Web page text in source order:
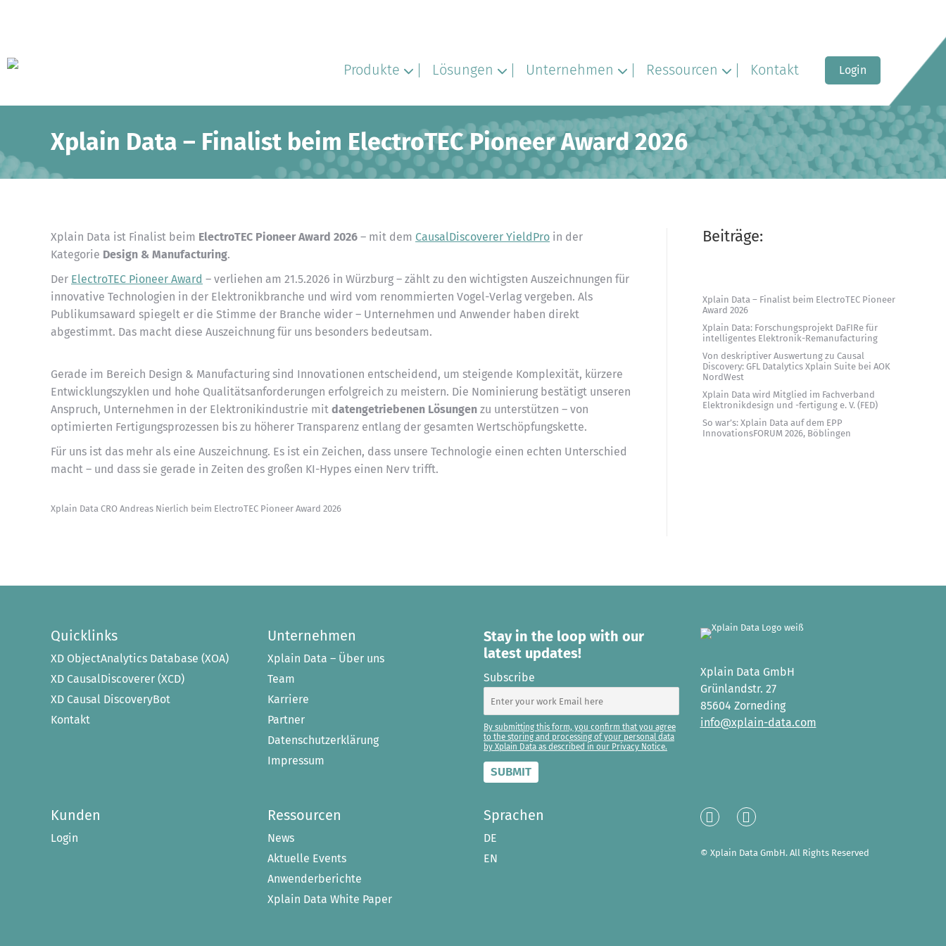
Produkte Lösungen Unternehmen Ressourcen Kontakt Login
Xplain Data – Finalist beim ElectroTEC Pioneer Award 2026
Xplain Data ist Finalist beim ElectroTEC Pioneer Award 2026 – mit dem CausalDiscoverer YieldPro in der
Kategorie Design & Manufacturing.
Der ElectroTEC Pioneer Award – verliehen am 21.5.2026 in Würzburg – zählt zu den wichtigsten Auszeichnungen für
innovative Technologien in der Elektronikbranche und wird vom renommierten Vogel-Verlag vergeben. Als
Publikumsaward spiegelt er die Stimme der Branche wider – Unternehmen und Anwender haben direkt
abgestimmt. Das macht diese Auszeichnung für uns besonders bedeutsam.
Gerade im Bereich Design & Manufacturing sind Innovationen entscheidend, um steigende Komplexität, kürzere
Entwicklungszyklen und hohe Qualitätsanforderungen erfolgreich zu meistern. Die Nominierung bestätigt unseren
Anspruch, Unternehmen in der Elektronikindustrie mit datengetriebenen Lösungen zu unterstützen – von
optimierten Fertigungsprozessen bis zu höherer Transparenz entlang der gesamten Wertschöpfungskette.
Für uns ist das mehr als eine Auszeichnung. Es ist ein Zeichen, dass unsere Technologie einen echten Unterschied
macht – und dass sie gerade in Zeiten des großen KI-Hypes einen Nerv trifft.
Xplain Data CRO Andreas Nierlich beim ElectroTEC Pioneer Award 2026
Beiträge:
Xplain Data – Finalist beim ElectroTEC Pioneer
Award 2026
Xplain Data: Forschungsprojekt DaFIRe für
intelligentes Elektronik-Remanufacturing
Von deskriptiver Auswertung zu Causal
Discovery: GFL Datalytics Xplain Suite bei AOK
NordWest
Xplain Data wird Mitglied im Fachverband
Elektronikdesign und -fertigung e. V. (FED)
So war’s: Xplain Data auf dem EPP
InnovationsFORUM 2026, Böblingen
Quicklinks
XD ObjectAnalytics Database (XOA)
XD CausalDiscoverer (XCD)
XD Causal DiscoveryBot
Kontakt
Unternehmen
Xplain Data – Über uns
Team
Karriere
Partner
Datenschutzerklärung
Impressum
Stay in the loop with our
latest updates!
Subscribe
By submitting this form, you confirm that you agree
to the storing and processing of your personal data
by Xplain Data as described in our Privacy Notice.
Xplain Data GmbH
Grünlandstr. 27
85604 Zorneding
info@xplain-data.com
Kunden
Login
Ressourcen
News
Aktuelle Events
Anwenderberichte
Xplain Data White Paper
Sprachen
DE
EN
LinkedXING
© Xplain Data GmbH. All Rights Reserved